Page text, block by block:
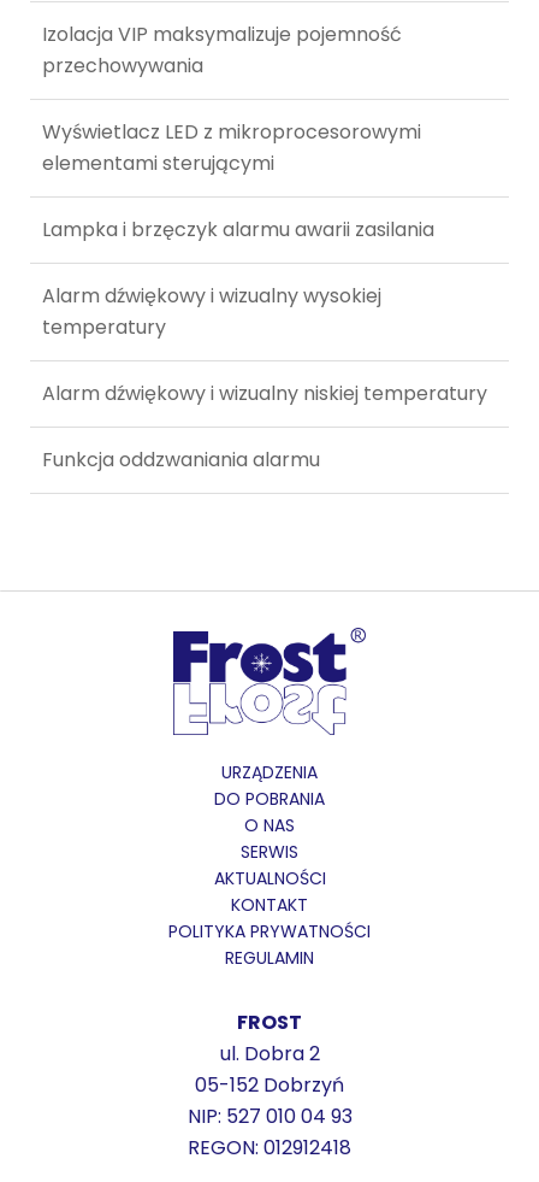
Izolacja VIP maksymalizuje pojemność
przechowywania
Wyświetlacz LED z mikroprocesorowymi
elementami sterującymi
Lampka i brzęczyk alarmu awarii zasilania
Alarm dźwiękowy i wizualny wysokiej
temperatury
Alarm dźwiękowy i wizualny niskiej temperatury
Funkcja oddzwaniania alarmu
URZĄDZENIA
DO POBRANIA
O NAS
SERWIS
AKTUALNOŚCI
KONTAKT
POLITYKA PRYWATNOŚCI
REGULAMIN
FROST
ul. Dobra 2
05-152 Dobrzyń
NIP: 527 010 04 93
REGON: 012912418